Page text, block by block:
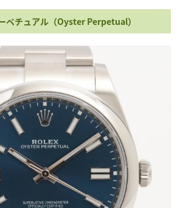
ペチュアル（Oyster Perpetual）